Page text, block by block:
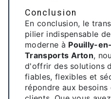
Conclusion
En conclusion, le
pilier indispensable
moderne à Pouilly-
Transports Arton,
d'offrir des solutions
fiables, flexibles et
répondre aux